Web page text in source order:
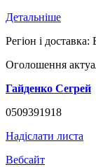
Детальніше
Регіон і доставка:
Оголошення
Гайденко Сегрей
0509391918
Надіслати листа
Вебсайт